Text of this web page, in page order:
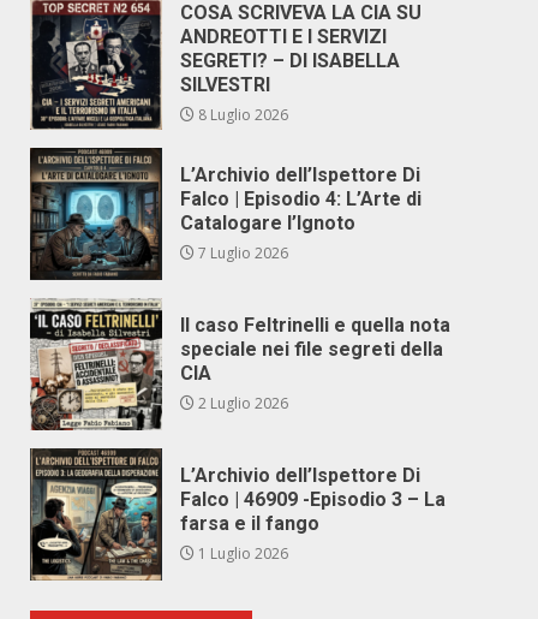
COSA SCRIVEVA LA CIA SU
ANDREOTTI E I SERVIZI
SEGRETI? – DI ISABELLA
SILVESTRI
8 Luglio 2026
L’Archivio dell’Ispettore Di
Falco | Episodio 4: L’Arte di
Catalogare l’Ignoto
7 Luglio 2026
Il caso Feltrinelli e quella nota
speciale nei file segreti della
CIA
2 Luglio 2026
L’Archivio dell’Ispettore Di
Falco | 46909 -Episodio 3 – La
farsa e il fango
1 Luglio 2026